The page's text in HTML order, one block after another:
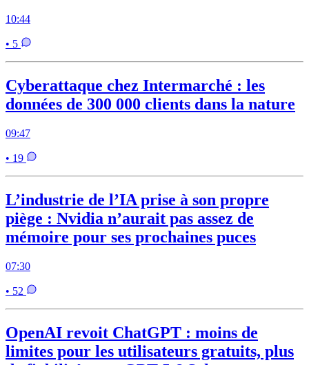
10:44
• 5
Cyberattaque chez Intermarché : les
données de 300 000 clients dans la nature
09:47
• 19
L’industrie de l’IA prise à son propre
piège : Nvidia n’aurait pas assez de
mémoire pour ses prochaines puces
07:30
• 52
OpenAI revoit ChatGPT : moins de
limites pour les utilisateurs gratuits, plus